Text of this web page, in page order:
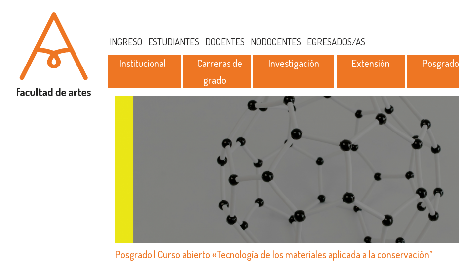
INGRESO ESTUDIANTES DOCENTES NODOCENTES EGRESADOS/AS
Institucional
Carreras de
grado
Investigación Extensión Posgrado
Posgrado | Curso abierto «Tecnología de los materiales aplicada a la conservación”